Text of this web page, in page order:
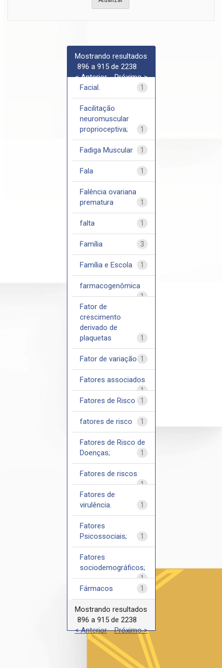
Mostrando resultados
896 a 915 de 2238
< Anterior
Próximo >
Facial.
1
Facilitação
neuromuscular
proprioceptiva;
1
Fadiga Muscular 1
Fala 1
Falência ovariana
prematura
1
falta 1
Família 3
Família e Escola 1
farmacogenômica
1
Fator de
crescimento
derivado de
plaquetas
1
Fator de variação 1
Fatores associados
1
Fatores de Risco 1
fatores de risco 1
Fatores de Risco de
Doenças;
1
Fatores de riscos
1
Fatores de
virulência.
1
Fatores
Psicossociais;
1
Fatores
sociodemográficos;
1
Fármacos 1
Mostrando resultados
896 a 915 de 2238
< Anterior
Próximo >